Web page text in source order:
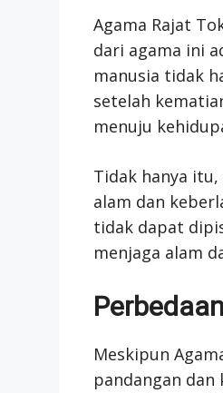
Agama Rajat
dari agama ini
manusia tidak
setelah
menuju
Tidak hanya
alam dan
tidak dapat
menjaga alam
Meskipun
pandangan dan